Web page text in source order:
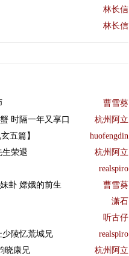
林长信
林长信
曹雪葵
时隔一年又享口 杭州阿立
五篇】 huofengdin
生荣退 杭州阿立
realspiro
卦 嫦娥的前生 曹雪葵
潇石
听古仔
少陵忆荒城兄 realspiro
晓康兄 杭州阿立